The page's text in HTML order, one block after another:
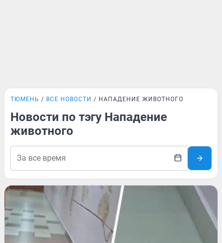
ТЮМЕНЬ ВСЕ НОВОСТИ НАПАДЕНИЕ ЖИВОТНОГО
Новости по тэгу Нападение
животного